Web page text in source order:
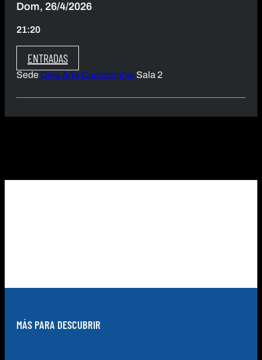
Dom, 26/4/2026
21:20
ENTRADAS
Sede Cine Arte Cacodelphia Sala 2
MÁS PARA DESCUBRIR